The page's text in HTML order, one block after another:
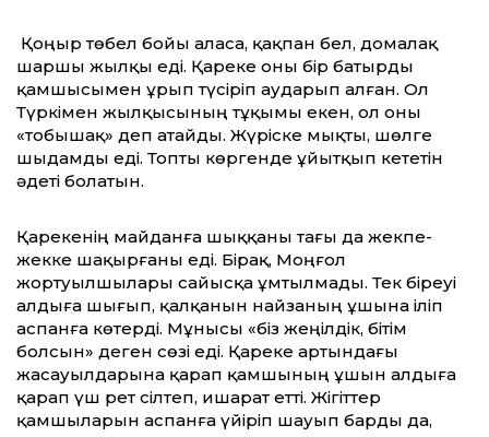
Қоңыр төбел бойы аласа, қақпан бел, домалақ
шаршы жылқы еді. Қареке оны бір батырды
қамшысымен ұрып түсіріп аударып алған. Ол
Түркімен жылқысының тұқымы екен, ол оны
«тобышақ» деп атайды. Жүріске мықты, шөлге
шыдамды еді. Топты көргенде ұйытқып кететін
әдеті болатын.
Қарекенің майданға шыққаны тағы да жекпе-
жекке шақырғаны еді. Бірақ, Моңғол
жортуылшылары сайысқа ұмтылмады. Тек біреуі
алдыға шығып, қалқанын найзаның ұшына іліп
аспанға көтерді. Мұнысы «біз жеңілдік, бітім
болсын» деген сөзі еді. Қареке артындағы
жасауылдарына қарап қамшының ұшын алдыға
қарап үш рет сілтеп, ишарат етті. Жігіттер
қамшыларын аспанға үйіріп шауып барды да,